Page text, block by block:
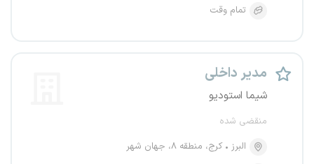
تمام وقت
مدیر داخلی
شیما استودیو
منقضی شده
البرز
کرج، منطقه ۸، جهان شهر